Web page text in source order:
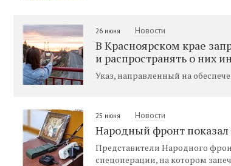
26 июня Новости
В Красноярском крае
и распространять о них
Указ, направленный на
25 июня Новости
Народный фронт
Представители Народного
спецоперации, на котором